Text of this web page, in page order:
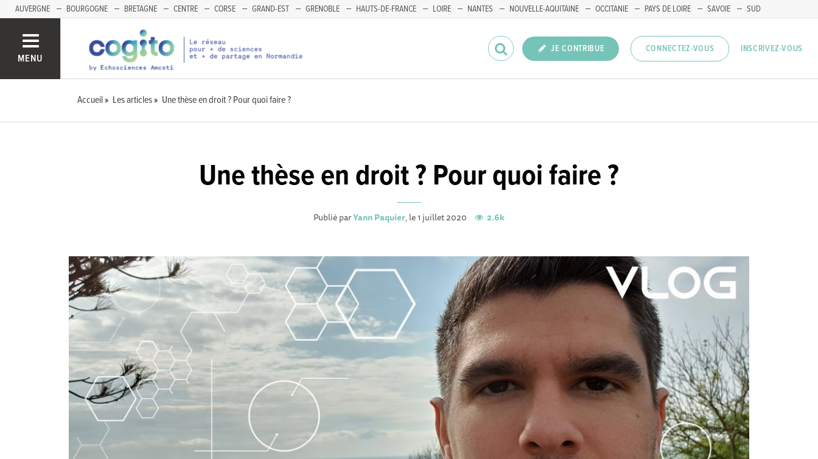
AUVERGNE BOURGOGNE BRETAGNE CENTRE CORSE GRAND-EST GRENOBLE HAUTS-DE-FRANCE LOIRE NANTES NOUVELLE-AQUITAINE OCCITANIE PAYS DE LOIRE SAVOIE SUD
MENU
JE CONTRIBUE CONNECTEZ-VOUS INSCRIVEZ-VOUS
Accueil Les articles Une thèse en droit ? Pour quoi faire ?
Une thèse en droit ? Pour quoi faire ?
Publié parYann Paquier, le 1 juillet 2020 2.6k